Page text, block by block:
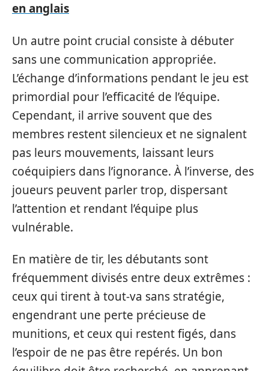
en anglais
Un autre point crucial consiste à débuter
sans une communication appropriée.
L’échange d’informations pendant le jeu est
primordial pour l’efficacité de l’équipe.
Cependant, il arrive souvent que des
membres restent silencieux et ne signalent
pas leurs mouvements, laissant leurs
coéquipiers dans l’ignorance. À l’inverse, des
joueurs peuvent parler trop, dispersant
l’attention et rendant l’équipe plus
vulnérable.
En matière de tir, les débutants sont
fréquemment divisés entre deux extrêmes :
ceux qui tirent à tout-va sans stratégie,
engendrant une perte précieuse de
munitions, et ceux qui restent figés, dans
l’espoir de ne pas être repérés. Un bon